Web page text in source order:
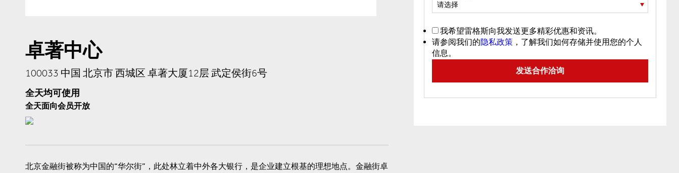
卓著中心
100033 中国 北京市 西城区 卓著大厦12层 武定侯街6号
全天均可使用
全天面向会员开放
北京金融街被称为中国的“华尔街”，此处林立着中外各大银行，是企业建立根基的理想地点。金融街卓
请选择
我希望雷格斯向我发送更多精彩优惠和资讯。
请参阅我们的隐私政策 ，了解我们如何存储并使用您的个人
信息。